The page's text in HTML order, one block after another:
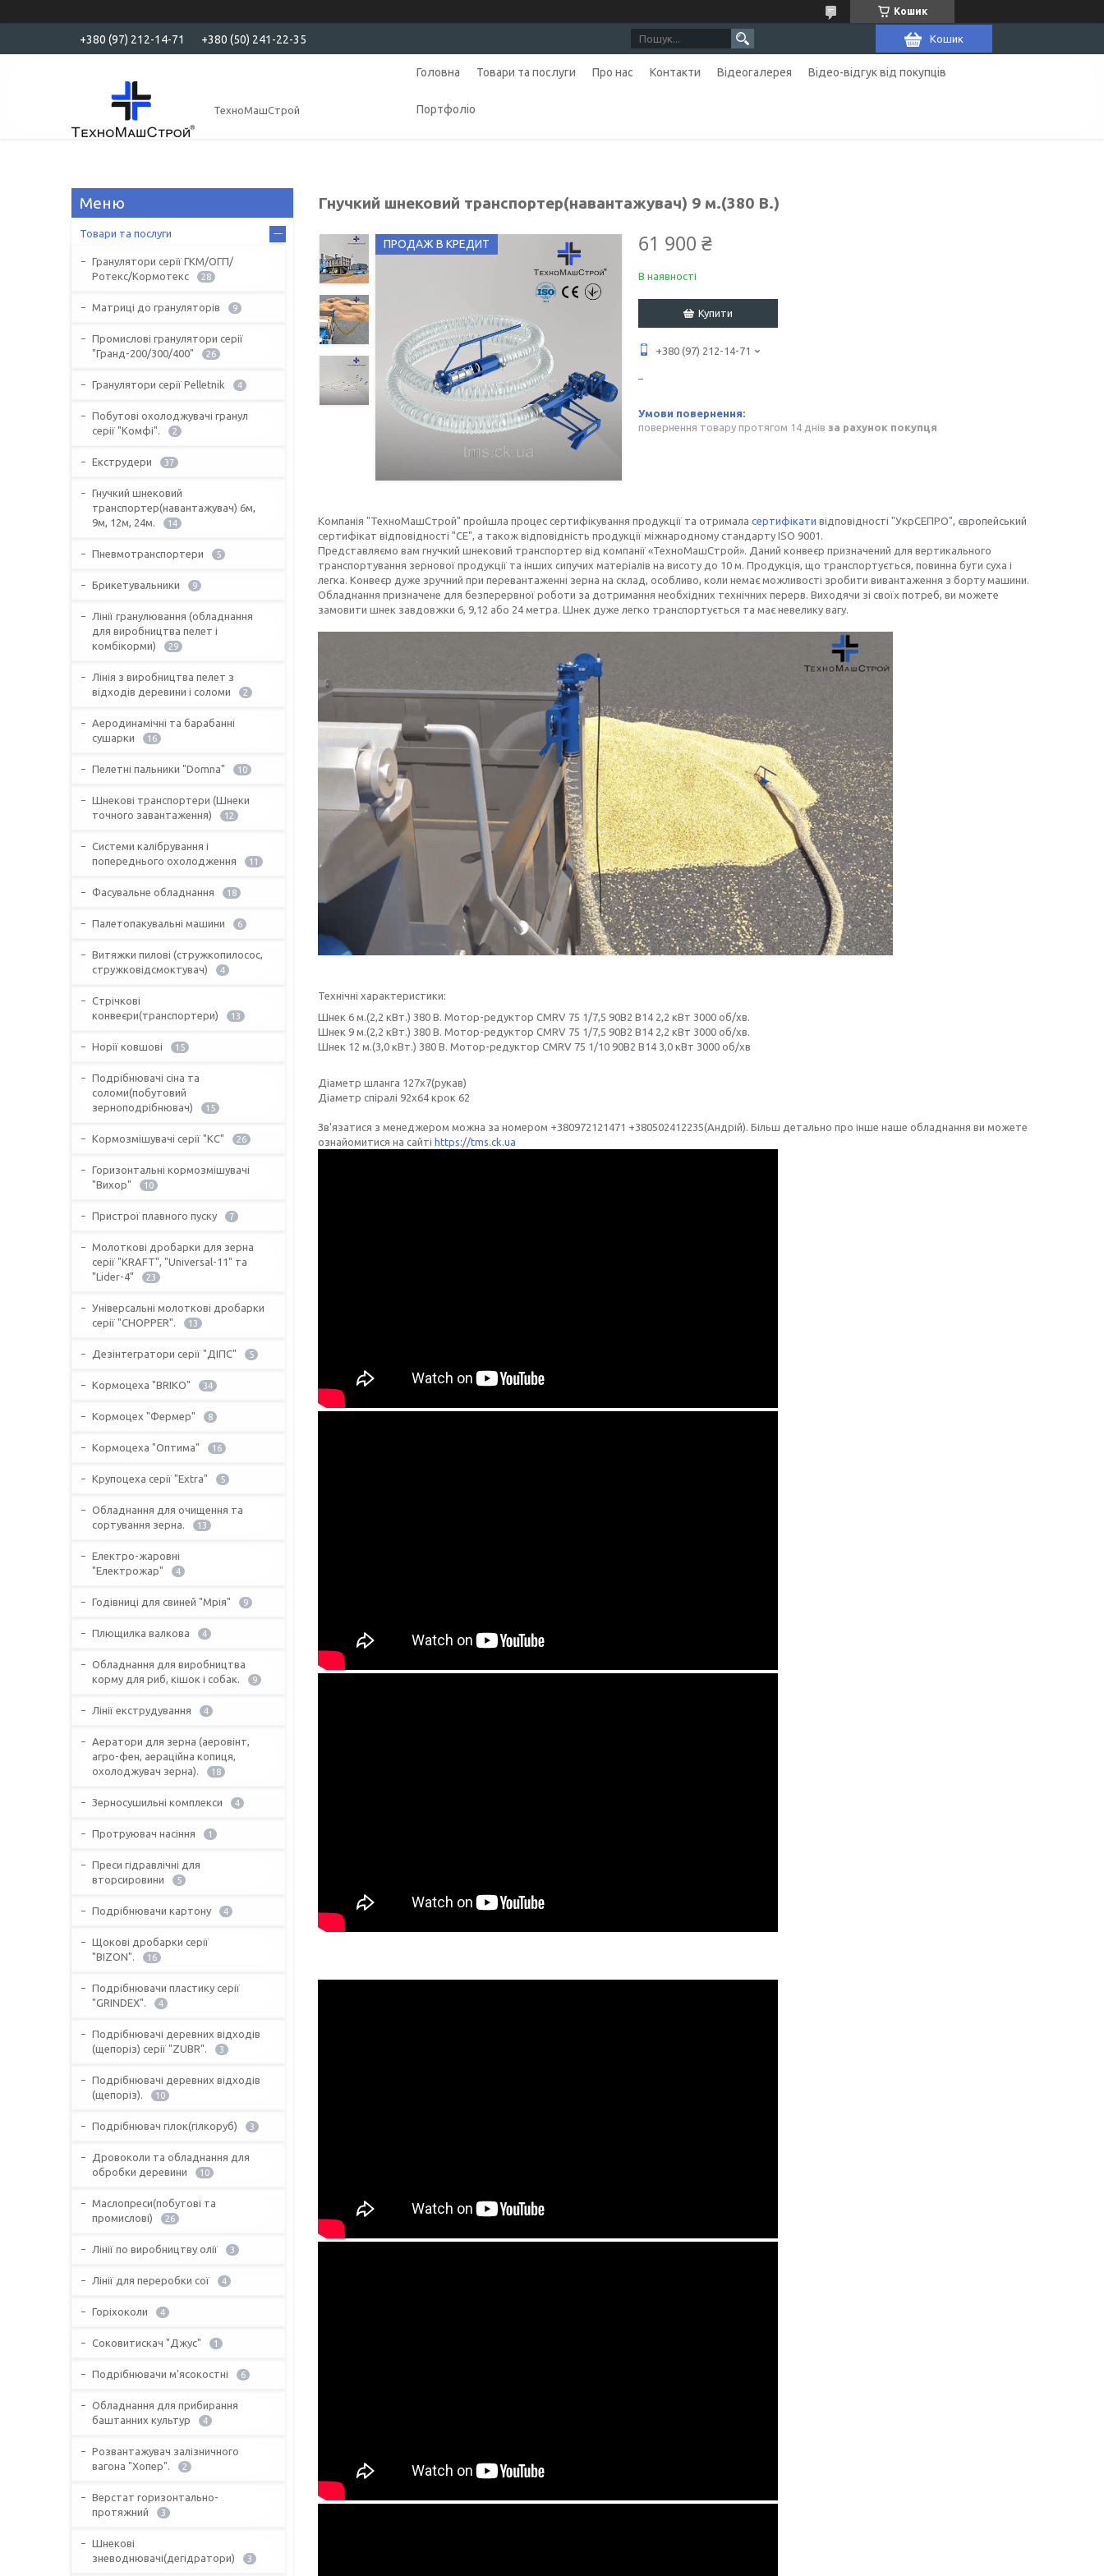
Кошик
+380 (97) 212-14-71 +380 (50) 241-22-35 Кошик
ТехноМашСтрой
Головна Товари та послуги Про нас Контакти Відеогалерея Відео-відгук від покупців
Портфоліо
Гнучкий шнековий транспортер(навантажувач) 9 м.(380 В.)
ПРОДАЖ В КРЕДИТ 61 900 ₴
В наявності
Купити
+380 (97) 212-14-71
повернення товару протягом 14 днів за рахунок покупця
Компанія "ТехноМашСтрой" пройшла процес сертифікування продукції та отримала сертифікати відповідності "УкрСЕПРО", європейський
сертифікат відповідності "СЕ", а також відповідність продукції міжнародному стандарту ISO 9001.
Представляємо вам гнучкий шнековий транспортер від компанії «ТехноМашСтрой». Даний конвеєр призначений для вертикального
транспортування зернової продукції та інших сипучих матеріалів на висоту до 10 м. Продукція, що транспортується, повинна бути суха і
легка. Конвеєр дуже зручний при перевантаженні зерна на склад, особливо, коли немає можливості зробити вивантаження з борту машини.
Обладнання призначене для безперервної роботи за дотримання необхідних технічних перерв. Виходячи зі своїх потреб, ви можете
замовити шнек завдовжки 6, 9,12 або 24 метра. Шнек дуже легко транспортується та має невелику вагу.
Технічні характеристики:
Шнек 6 м.(2,2 кВт.) 380 В. Мотор-редуктор CMRV 75 1/7,5 90В2 В14 2,2 кВт 3000 об/хв.
Шнек 9 м.(2,2 кВт.) 380 В. Мотор-редуктор CMRV 75 1/7,5 90В2 В14 2,2 кВт 3000 об/хв.
Шнек 12 м.(3,0 кВт.) 380 В. Мотор-редуктор CMRV 75 1/10 90В2 В14 3,0 кВт 3000 об/хв
Діаметр шланга 127х7(рукав)
Діаметр спіралі 92х64 крок 62
Зв'язатися з менеджером можна за номером +380972121471 +380502412235(Андрій). Більш детально про інше наше обладнання ви можете
ознайомитися на сайті https://tms.ck.ua
Товари та послуги
Гранулятори серії ГКМ/ОГП/
Ротекс/Кормотекс
28
Матриці до грануляторів 9
Промислові гранулятори серії
"Гранд-200/300/400"
26
Гранулятори серії Pelletnik 4
Побутові охолоджувачі гранул
серії "Комфі".
2
Екструдери 37
Гнучкий шнековий
транспортер(навантажувач) 6м,
9м, 12м, 24м.
14
Пневмотранспортери 5
Брикетувальники 9
Лінії гранулювання (обладнання
для виробництва пелет і
комбікорми)
29
Лінія з виробництва пелет з
відходів деревини і соломи
2
Аеродинамічні та барабанні
сушарки
16
Пелетні пальники "Domna" 10
Шнекові транспортери (Шнеки
точного завантаження)
12
Системи калібрування і
попереднього охолодження
11
Фасувальне обладнання 18
Палетопакувальні машини 6
Витяжки пилові (стружкопилосос,
стружковідсмоктувач)
4
Стрічкові
конвеєри(транспортери)
13
Норії ковшові 15
Подрібнювачі сіна та
соломи(побутовий
зерноподрібнювач)
15
Кормозмішувачі серії "КС" 26
Горизонтальні кормозмішувачі
"Вихор"
10
Пристрої плавного пуску 7
Молоткові дробарки для зерна
серії "KRAFT", "Universal-11" та
"Lider-4"
23
Універсальні молоткові дробарки
серії "CHOPPER".
13
Дезінтегратори серії "ДІПС" 5
Кормоцеха "BRIKO" 34
Кормоцех "Фермер" 8
Кормоцеха "Оптима" 16
Крупоцеха серії "Extra" 5
Обладнання для очищення та
сортування зерна.
13
Електро-жаровні
"Електрожар"
4
Годівниці для свиней "Мрія" 9
Плющилка валкова 4
Обладнання для виробництва
корму для риб, кішок і собак.
9
Лінії екструдування 4
Аератори для зерна (аеровінт,
агро-фен, аераційна копиця,
охолоджувач зерна).
18
Зерносушильні комплекси 4
Протруювач насіння 1
Преси гідравлічні для
вторсировини
5
Подрібнювачи картону 4
Щокові дробарки серії
"BIZON".
16
Подрібнювачи пластику серії
"GRINDEX".
4
Подрібнювачі деревних відходів
(щепоріз) серії "ZUBR".
3
Подрібнювачі деревних відходів
(щепоріз).
10
Подрібнювач гілок(гілкоруб) 3
Дровоколи та обладнання для
обробки деревини
10
Маслопреси(побутові та
промислові)
26
Лінії по виробництву олії 3
Лінії для переробки сої 4
Горіхоколи 4
Соковитискач "Джус" 1
Подрібнювачи м'ясокостні 6
Обладнання для прибирання
баштанних культур
4
Розвантажувач залізничного
вагона "Хопер".
2
Верстат горизонтально-
протяжний
3
Шнекові
зневоднювачі(дегідратори)
3